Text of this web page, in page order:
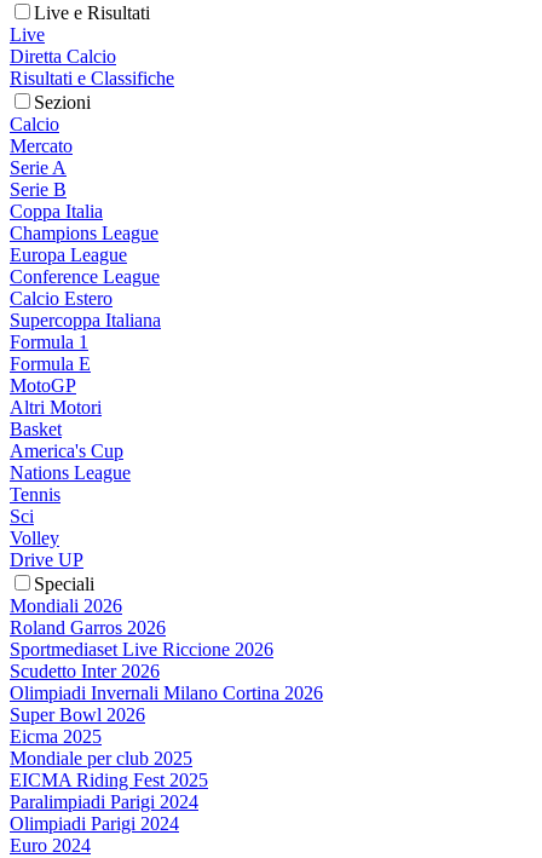
Live e Risultati
Live
Diretta Calcio
Risultati e Classifiche
Sezioni
Calcio
Mercato
Serie A
Serie B
Coppa Italia
Champions League
Europa League
Conference League
Calcio Estero
Supercoppa Italiana
Formula 1
Formula E
MotoGP
Altri Motori
Basket
America's Cup
Nations League
Tennis
Sci
Volley
Drive UP
Speciali
Mondiali 2026
Roland Garros 2026
Sportmediaset Live Riccione 2026
Scudetto Inter 2026
Olimpiadi Invernali Milano Cortina 2026
Super Bowl 2026
Eicma 2025
Mondiale per club 2025
EICMA Riding Fest 2025
Paralimpiadi Parigi 2024
Olimpiadi Parigi 2024
Euro 2024